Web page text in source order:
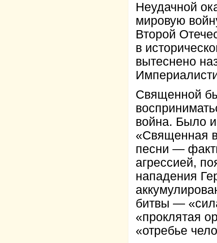
Неудачной
мировую
Второй
в
вытеснено
Священной
война. Было
«Священная
песни —
агрессией,
нападения
битвы —
«проклятая
«отребье